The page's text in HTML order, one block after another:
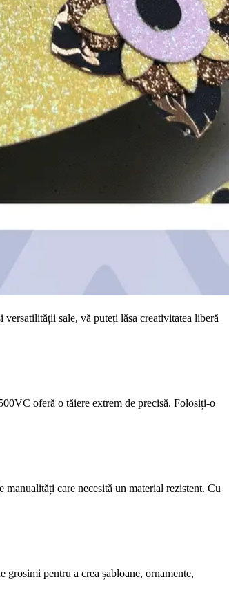
sale, vă puteți lăsa creativitatea liberă
oferă o tăiere extrem de precisă. Folosiți-o
care necesită un material rezistent. Cu
pentru a crea șabloane, ornamente,